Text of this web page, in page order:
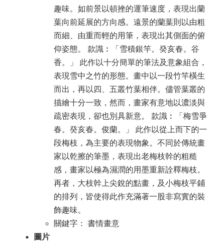
趣味。如前景以頓挫的運筆速度，表現出蘭
葉向前延展的方向感。遠景的蘭葉則以由粗
而細、由重而輕的用筆，表現出其側面的俯
仰姿態。 款識︰「雪積銀竿。癸亥春。谷
香。」 此作以十分簡單的筆法及意象組合，
表現雪中之竹的形態。畫中以一段竹竿橫生
而出，再以四、五叢竹葉相伴。儘管葉叢的
描繪十分一致，然而，畫家有意地以濃淡與
疏密表現，卻也別具新意。 款識︰「梅雪爭
春。癸亥春。俊蘭。」 此作以從上而下的一
段梅枝，為主要的表現物象。不同於傳統畫
家以乾擦的筆墨，表現出老梅枝幹的粗糙
感，畫家以極為濕潤的用墨重新詮釋梅枝。
再者，大枝幹上尖銳的點畫，及小梅枝平鋪
的排列，皆使得此作充滿著一股非寫實的裝
飾趣味。
關鍵字： 書情畫意
圖片